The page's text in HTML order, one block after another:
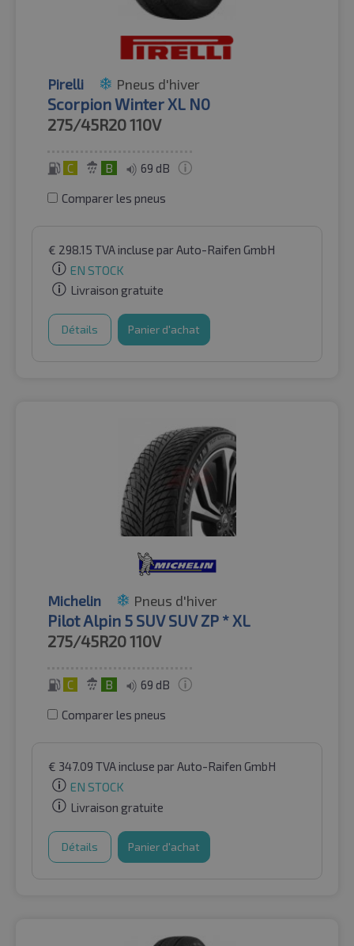
Pirelli Pneus d'hiver
Scorpion Winter XL N0
275/45R20110V
C B 69 dB
Comparer les pneus
€ 298.15 TVA incluse par Auto-Raifen GmbH
EN STOCK
Livraison gratuite
Détails Panier d'achat
Michelin Pneus d'hiver
Pilot Alpin 5 SUV SUV ZP * XL
275/45R20110V
C B 69 dB
Comparer les pneus
€ 347.09 TVA incluse par Auto-Raifen GmbH
EN STOCK
Livraison gratuite
Détails Panier d'achat